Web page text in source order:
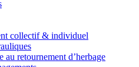
collectif & individuel
au retournement d’herbage